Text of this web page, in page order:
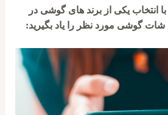
انتخاب یکی از برند های گوشی در
شات گوشی مورد نظر را یاد بگیرید: